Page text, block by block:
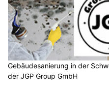
Gebäudesanierung in der
der JGP Group GmbH